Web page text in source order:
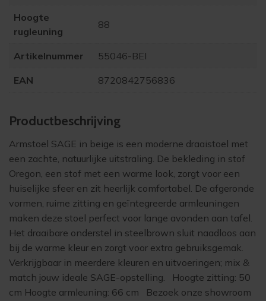
Hoogte
rugleuning
88
Artikelnummer 55046-BEI
EAN 8720842756836
Product­beschrijving
Armstoel SAGE in beige is een moderne draaistoel met
een zachte, natuurlijke uitstraling. De bekleding in stof
Oregon, een stof met een warme look, zorgt voor een
huiselijke sfeer en zit heerlijk comfortabel. De afgeronde
vormen, ruime zitting en geïntegreerde armleuningen
maken deze stoel perfect voor lange avonden aan tafel.
Het draaibare onderstel in steelbrown sluit naadloos aan
bij de warme kleur en zorgt voor extra gebruiksgemak.
Verkrijgbaar in meerdere kleuren en uitvoeringen; mix &
match jouw ideale SAGE-opstelling. Hoogte zitting: 50
cm Hoogte armleuning: 66 cm Bezoek onze showroom